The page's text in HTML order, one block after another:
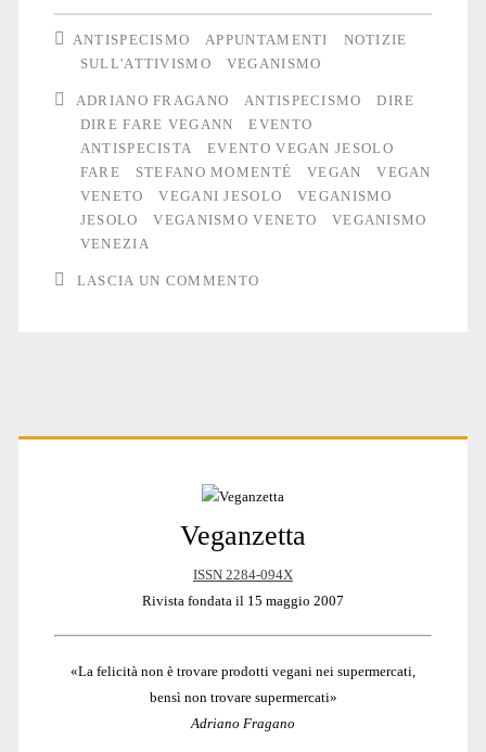
foto
di
una
serata
vegan
ANTISPECISMO APPUNTAMENTI
NOTIZIE
SULL'ATTIVISMO
VEGANISMO
ADRIANO FRAGANO ANTISPECISMO
DIRE
DIRE FARE VEGANN
EVENTO
ANTISPECISTA
EVENTO VEGAN JESOLO
FARE
STEFANO MOMENTÉ VEGAN
VEGAN
VENETO
VEGANI JESOLO
VEGANISMO
JESOLO
VEGANISMO VENETO
VEGANISMO
VENEZIA
LASCIA UN COMMENTO
Primary
Veganzetta
ISSN 2284-094X
Rivista fondata il 15 maggio 2007
«La felicità non è trovare prodotti vegani nei supermercati,
bensì non trovare supermercati»
Adriano Fragano